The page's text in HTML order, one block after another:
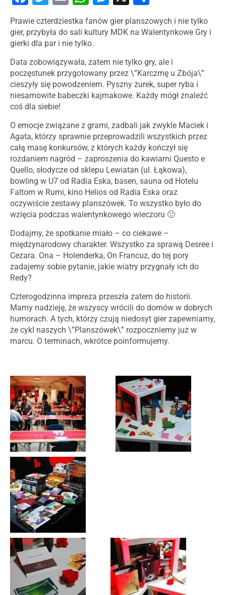
Prawie czterdziestka fanów gier planszowych i nie tylko
gier, przybyła do sali kultury MDK na Walentynkowe Gry i
gierki dla par i nie tylko.
Data zobowiązywała, zatem nie tylko gry, ale i
poczęstunek przygotowany przez \”Karczmę u Zbója\”
cieszyły się powodzeniem. Pyszny żurek, super ryba i
niesamowite babeczki kajmakowe. Każdy mógł znaleźć
coś dla siebie!
O emocje związane z grami, zadbali jak zwykle Maciek i
Agata, którzy sprawnie przeprowadzili wszystkich przez
całą masę konkursów, z których każdy kończył się
rozdaniem nagród – zaproszenia do kawiarni Questo e
Quello, słodycze od sklepu Lewiatan (ul. Łąkowa),
bowling w U7 od Radia Eska, basen, sauna od Hotelu
Faltom w Rumi, kino Helios od Radia Eska oraz
oczywiście zestawy planszówek. To wszystko było do
wzięcia podczas walentynkowego wieczoru 🙂
Dodajmy, że spotkanie miało – co ciekawe –
międzynarodowy charakter. Wszystko za sprawą Desree i
Cezara. Ona – Holenderka, On Francuz, do tej pory
zadajemy sobie pytanie, jakie wiatry przygnały ich do
Redy?
Czterogodzinna impreza przeszła zatem do historii.
Mamy nadzieję, że wszyscy wrócili do domów w dobrych
humorach. A tych, którzy czują niedosyt gier zapewniamy,
że cykl naszych \”Planszówek\” rozpoczniemy już w
marcu. O terminach, wkrótce poinformujemy.